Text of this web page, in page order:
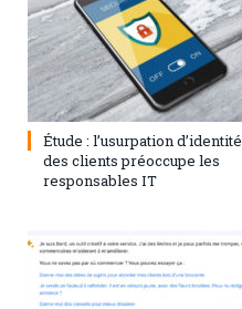
1 août 2023 0
Étude : l’usurpation d’identité
des clients préoccupe les
responsables IT